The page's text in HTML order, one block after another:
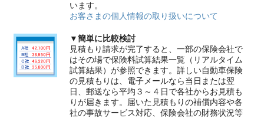
います。
お客さまの個人情報の取り扱いについて
▼簡単に比較検討
見積もり請求が完了すると、一部の保険会社で
はその場で保険料試算結果一覧（リアルタイム
試算結果）が参照できます。詳しい自動車保険
の見積もりは、電子メールなら当日または翌
日、郵送なら平均３～４日で各社からお見積も
りが届きます。届いた見積もりの補償内容や各
社の事故サービス対応、保険会社の財務状況等